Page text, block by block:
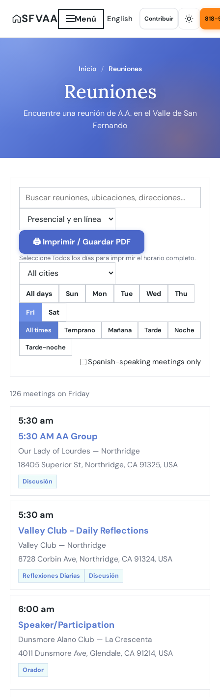
SFVAA Menú English Contribuir 818-
Inicio Reuniones
Reuniones
Encuentre una reunión de A.A. en el Valle de San
Fernando
🖨 Imprimir / Guardar PDF
Seleccione Todos los días para imprimir el horario completo.
All days Sun Mon Tue Wed Thu
Fri Sat
All times Temprano Mañana Tarde Noche
Tarde-noche
Spanish-speaking meetings only
126 meetings on Friday
5:30 am
5:30 AM AA Group
Our Lady of Lourdes — Northridge
18405 Superior St, Northridge, CA 91325, USA
Discusión
5:30 am
Valley Club - Daily Reflections
Valley Club — Northridge
8728 Corbin Ave, Northridge, CA 91324, USA
Reflexiones Diarias Discusión
6:00 am
Speaker/Participation
Dunsmore Alano Club — La Crescenta
4011 Dunsmore Ave, Glendale, CA 91214, USA
Orador